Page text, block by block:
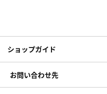
ショップガイド
お問い合わせ先